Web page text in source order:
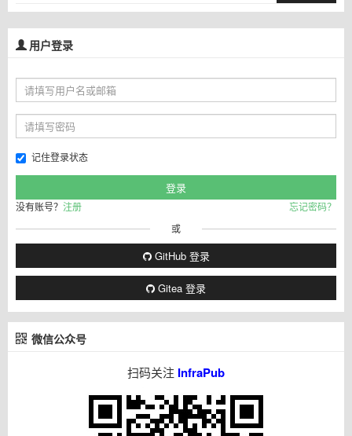
用户登录
记住登录状态
没有账号？ 注册
忘记密码？
或
GitHub 登录
Gitea 登录
微信公众号
扫码关注 InfraPub